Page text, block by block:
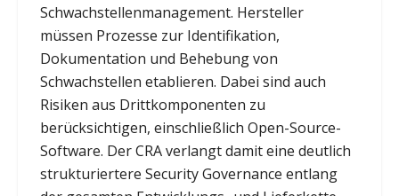
Schwachstellenmanagement. Hersteller
müssen Prozesse zur Identifikation,
Dokumentation und Behebung von
Schwachstellen etablieren. Dabei sind auch
Risiken aus Drittkomponenten zu
berücksichtigen, einschließlich Open-Source-
Software. Der CRA verlangt damit eine deutlich
strukturiertere Security Governance entlang